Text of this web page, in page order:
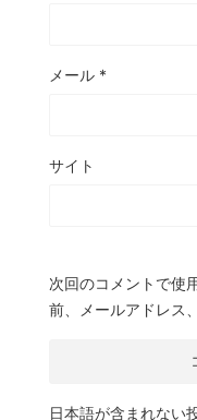
メール *
サイト
次回のコメントで使
前、メールアドレス
日本語が含まれない